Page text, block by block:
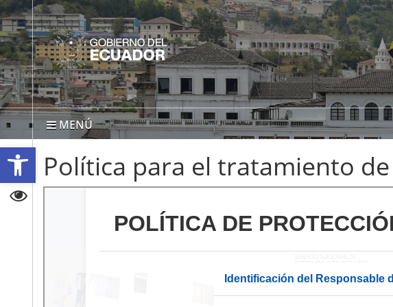
Abrir barra de herramientas
MENÚ
Política para el tratamiento